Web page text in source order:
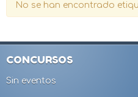
No se han encontrado
CONCURSOS
Sin eventos